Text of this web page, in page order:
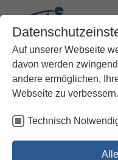
Auf unserer Webseite
davon werden
andere ermöglichen,
Webseite zu verbessern.
Technisch